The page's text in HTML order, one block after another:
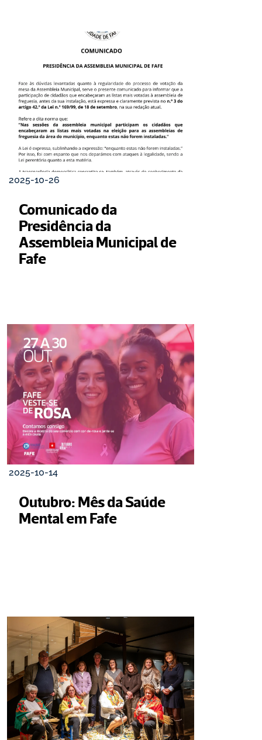
da UMinho
2025-10-26
Comunicado da
Presidência da
Assembleia Municipal de
Fafe
2025-10-14
Outubro: Mês da Saúde
Mental em Fafe